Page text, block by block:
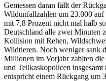
Gemessen daran fällt der
Wildunfallzahlen um 23.000 auf
mit 7,8 Prozent nicht mal halb
Deutschland alle zwei Minuten
Kollision mit Rehen,
Wildtieren. Noch weniger sank
Millionen im Vorjahr zahlten
und Teilkaskopolicen
entspricht einem Rückgang um